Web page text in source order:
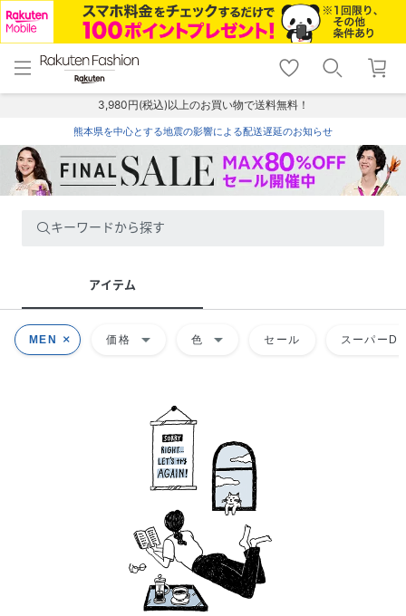
menu home
トップ
shopping_cart lock_outline
ログイン
3,980円(税込)以上のお買い物で送料無料！
熊本県を中心とする地震の影響による配送遅延のお知らせ
キーワードから探す
アイテム
MEN 価格 arrow_drop_down 色 arrow_drop_down セール スーパー